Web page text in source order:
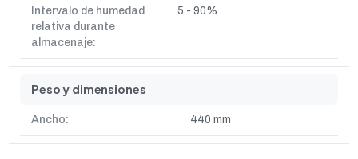
Intervalo de humedad
relativa durante
almacenaje:
5 - 90%
Peso y dimensiones
Ancho: 440 mm